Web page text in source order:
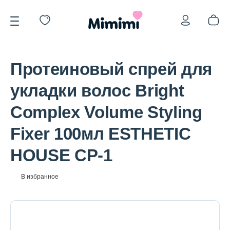
*OVERSTOCK -30%
Уход за лицом
Протеиновый спрей для
укладки волос Bright
Complex Volume Styling
Fixer 100мл ESTHETIC
HOUSE CP-1
В избранное